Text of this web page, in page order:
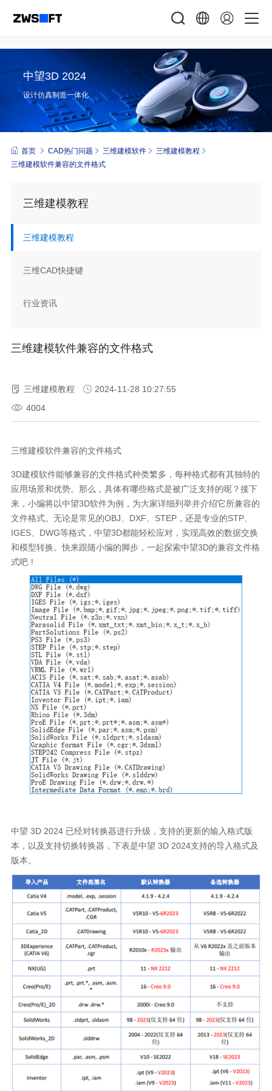
中望3D 2024
设计仿真制造一体化
首页 CAD热门问题 三维建模软件
三维建模教程
三维建模软件兼容的文件格式
三维建模教程
三维建模教程
三维CAD快捷键
行业资讯
三维建模软件兼容的文件格式
三维建模教程
2024-11-28 10:27:55
4004
三维建模软件兼容的文件格式
3D建模软件能够兼容的文件格式种类繁多，每种格式都有其独特的
应用场景和优势。那么，具体有哪些格式是被广泛支持的呢？接下
来，小编将以中望3D软件为例，为大家详细列举并介绍它所兼容的
文件格式。无论是常见的OBJ DXF STEP，还是专业的STP、
IGES、 DWG等格式，中望3D都能轻松应对，实现高效的数据交换
和模型转换。快来跟随小编的脚步，一起探索中望3D的兼容文件格
式吧！
中望 3D 2024 已经对转换器进行升级，支持的更新的输入格式版
本，以及支持切换转换器，下表是中望 3D 2024支持的导入格式及
版本。